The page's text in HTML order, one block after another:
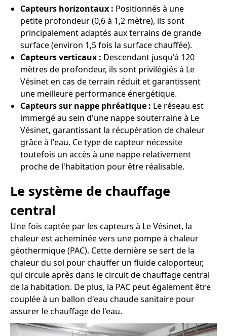
Capteurs horizontaux : Positionnés à une
petite profondeur (0,6 à 1,2 mètre), ils sont
principalement adaptés aux terrains de grande
surface (environ 1,5 fois la surface chauffée).
Capteurs verticaux : Descendant jusqu'à 120
mètres de profondeur, ils sont privilégiés à Le
Vésinet en cas de terrain réduit et garantissent
une meilleure performance énergétique.
Capteurs sur nappe phréatique : Le réseau est
immergé au sein d'une nappe souterraine à Le
Vésinet, garantissant la récupération de chaleur
grâce à l'eau. Ce type de capteur nécessite
toutefois un accès à une nappe relativement
proche de l'habitation pour être réalisable.
Le système de chauffage
central
Une fois captée par les capteurs à Le Vésinet, la
chaleur est acheminée vers une pompe à chaleur
géothermique (PAC). Cette dernière se sert de la
chaleur du sol pour chauffer un fluide caloporteur,
qui circule après dans le circuit de chauffage central
de la habitation. De plus, la PAC peut également être
couplée à un ballon d'eau chaude sanitaire pour
assurer le chauffage de l'eau.